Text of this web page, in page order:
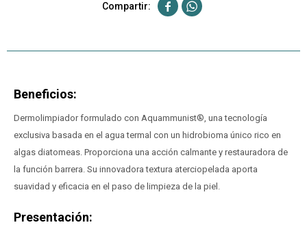
 
Beneficios:
Dermolimpiador formulado con Aquammunist®, una tecnología
exclusiva basada en el agua termal con un hidrobioma único rico en
algas diatomeas. Proporciona una acción calmante y restauradora de
la función barrera. Su innovadora textura aterciopelada aporta
suavidad y eficacia en el paso de limpieza de la piel.
Presentación: